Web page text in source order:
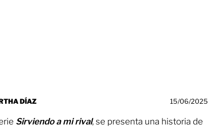
DÍAZ 15/06/
Sirviendo a mi rival, se presenta una historia de